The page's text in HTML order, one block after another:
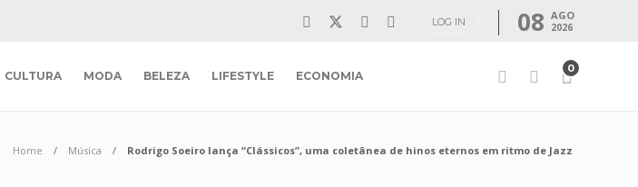
LOG IN 08 AGO
2026
CULTURA MODA BELEZA LIFESTYLE ECONOMIA
0
Home Música Rodrigo Soeiro lança “Clássicos”, uma coletânea de hinos eternos em ritmo de Jazz